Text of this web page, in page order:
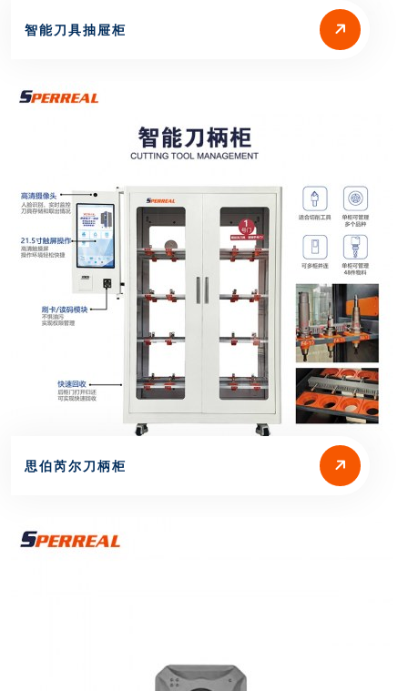
智能刀具抽屉柜
思伯芮尔刀柄柜